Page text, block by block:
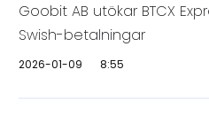
Goobit AB utökar BTCX
Swish-betalningar
2026-01-09 8:55